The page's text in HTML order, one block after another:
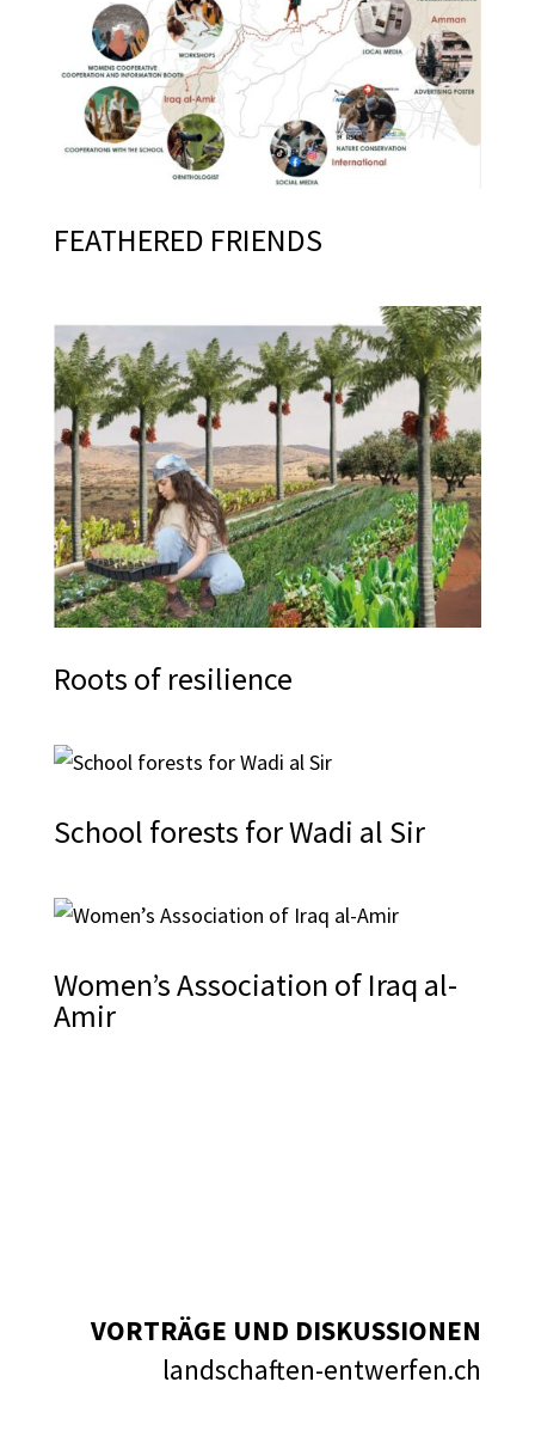
FEATHERED FRIENDS
Roots of resilience
School forests for Wadi al Sir
Women’s Association of Iraq al-
Amir
VORTRÄGE UND DISKUSSIONEN
landschaften-entwerfen.ch